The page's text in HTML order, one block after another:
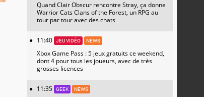
Quand Clair Obscur rencontre Stray, ça donne
Warrior Cats Clans of the Forest, un RPG au
tour par tour avec des chats
11:40 JEU VIDÉO NEWS
Xbox Game Pass : 5 jeux gratuits ce weekend,
dont 4 pour tous les joueurs, avec de très
grosses licences
11:35 GEEK NEWS